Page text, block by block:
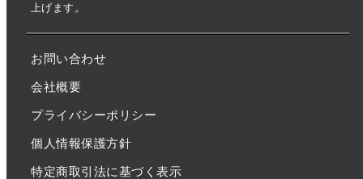
上げます。
お問い合わせ
会社概要
プライバシーポリシー
個人情報保護方針
特定商取引法に基づく表示